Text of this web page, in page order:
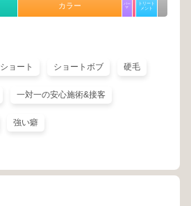
カラー
パー
マ
トリート
メント
ショート ショートボブ 硬毛
一対一の安心施術&接客
強い癖